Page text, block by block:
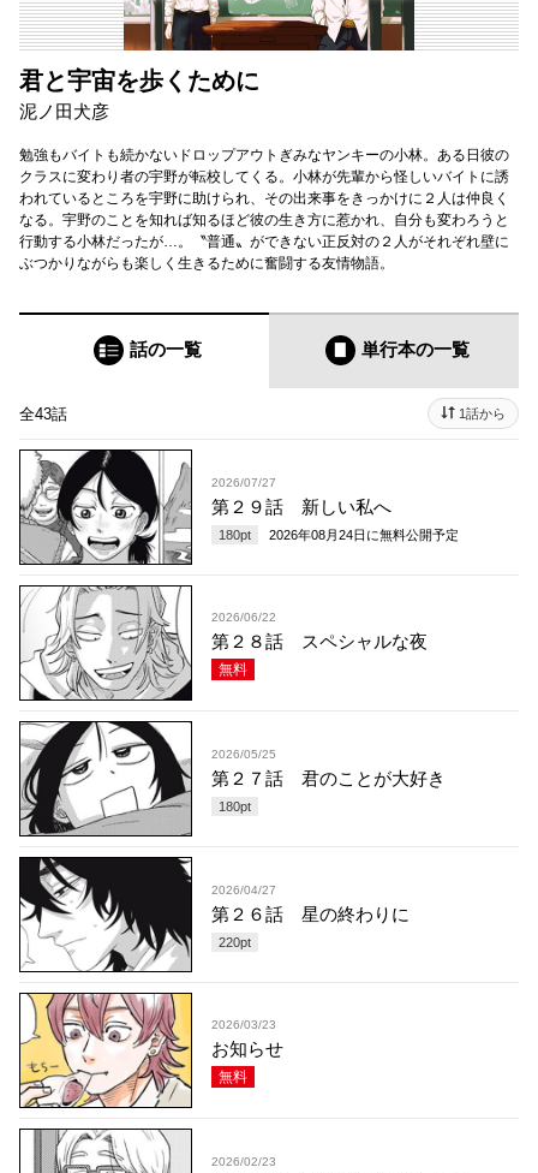
君と宇宙を歩くために
泥ノ田犬彦
勉強もバイトも続かないドロップアウトぎみなヤンキーの小林。ある日彼の
クラスに変わり者の宇野が転校してくる。小林が先輩から怪しいバイトに誘
われているところを宇野に助けられ、その出来事をきっかけに２人は仲良く
なる。宇野のことを知れば知るほど彼の生き方に惹かれ、自分も変わろうと
行動する小林だったが…。〝普通〟ができない正反対の２人がそれぞれ壁に
ぶつかりながらも楽しく生きるために奮闘する友情物語。
話の一覧 単行本の一覧
全43話 1話から
2026/07/27
第２９話 新しい私へ
180pt 2026年08月24日 に無料公開予定
2026/06/22
第２８話 スペシャルな夜
無料
2026/05/25
第２７話 君のことが大好き
180pt
2026/04/27
第２６話 星の終わりに
220pt
2026/03/23
お知らせ
無料
2026/02/23